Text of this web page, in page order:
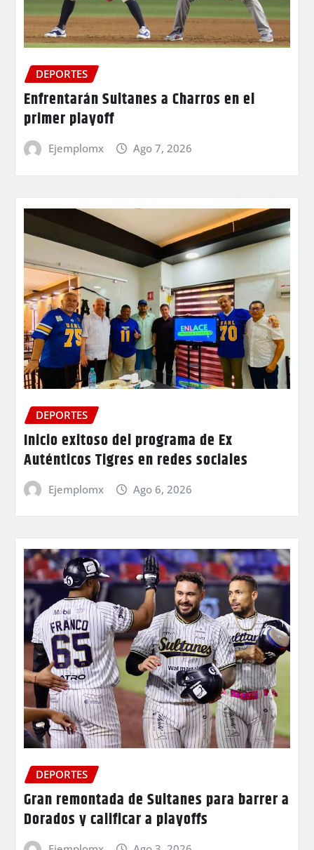
DEPORTES
Enfrentarán Sultanes a Charros en el
primer playoff
Ejemplomx Ago 7, 2026
DEPORTES
Inicio exitoso del programa de Ex
Auténticos Tigres en redes sociales
Ejemplomx Ago 6, 2026
DEPORTES
Gran remontada de Sultanes para barrer a
Dorados y calificar a playoffs